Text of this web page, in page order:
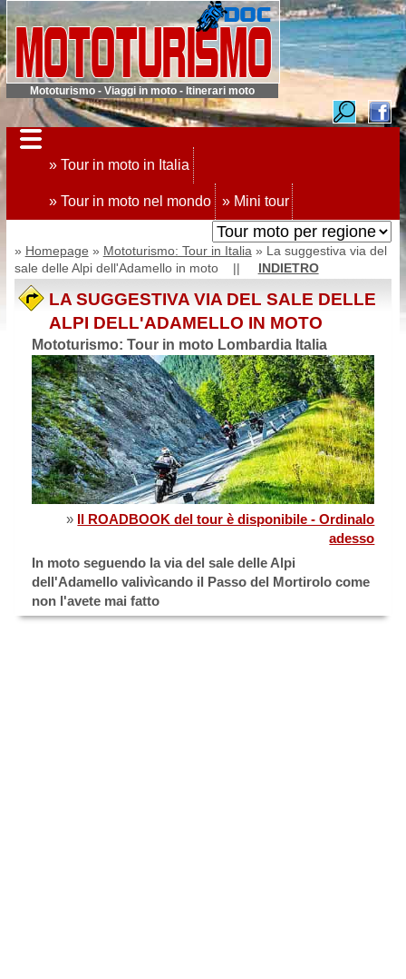
Mototurismo - Viaggi in moto - Itinerari moto
» Tour in moto in Italia
» Tour in moto nel mondo » Mini tour
» Homepage » Mototurismo: Tour in Italia » La suggestiva via del
sale delle Alpi dell'Adamello in moto || INDIETRO
LA SUGGESTIVA VIA DEL SALE DELLE
ALPI DELL'ADAMELLO IN MOTO
Mototurismo: Tour in moto Lombardia Italia
» Il ROADBOOK del tour è disponibile - Ordinalo
adesso
In moto seguendo la via del sale delle Alpi
dell'Adamello valivìcando il Passo del Mortirolo come
non l'avete mai fatto